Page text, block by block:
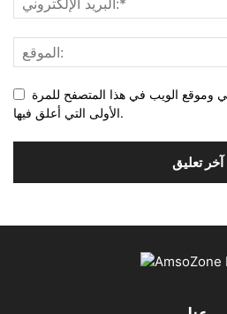
وموقع الويب في هذا المتصفح للمرة
الأولى التي أعلق فيها.